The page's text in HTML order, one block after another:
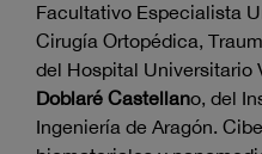
Facultativo Especialista
Cirugía Ortopédica,
del Hospital Universitario
Doblaré Castellano, del
Ingeniería de Aragón.